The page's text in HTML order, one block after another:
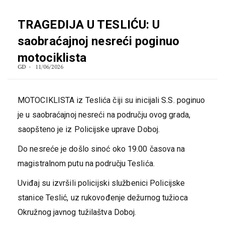
TRAGEDIJA U TESLIĆU: U
saobraćajnoj nesreći poginuo
motociklista
GD 11/06/2026
MOTOCIKLISTA iz Teslića čiji su inicijali S.S. poginuo
je u saobraćajnoj nesreći na području ovog grada,
saopšteno je iz Policijske uprave Doboj.
Do nesreće je došlo sinoć oko 19.00 časova na
magistralnom putu na području Teslića.
Uviđaj su izvršili policijski službenici Policijske
stanice Teslić, uz rukovođenje dežurnog tužioca
Okružnog javnog tužilaštva Doboj.